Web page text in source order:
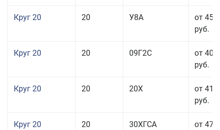
Круг 20 20 У8А
от 45
руб.
Круг 20 20 09Г2С
от 40
руб.
Круг 20 20 20Х
от 41
руб.
Круг 20 20 30ХГСА
от 47